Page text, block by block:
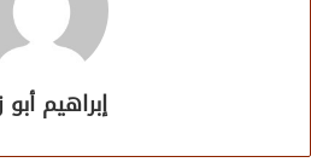
إبراهيم أبو